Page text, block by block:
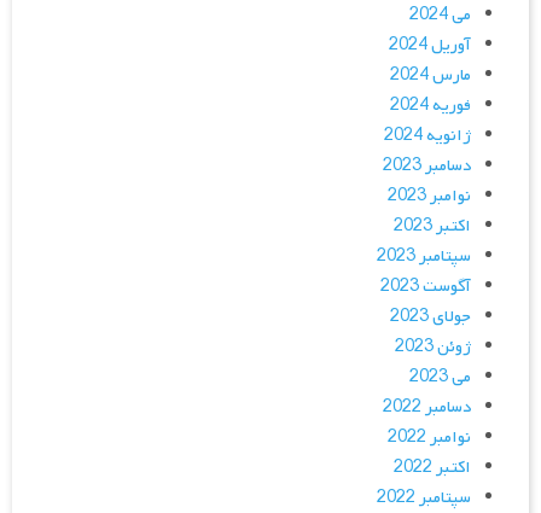
می 2024
آوریل 2024
مارس 2024
فوریه 2024
ژانویه 2024
دسامبر 2023
نوامبر 2023
اکتبر 2023
سپتامبر 2023
آگوست 2023
جولای 2023
ژوئن 2023
می 2023
دسامبر 2022
نوامبر 2022
اکتبر 2022
سپتامبر 2022